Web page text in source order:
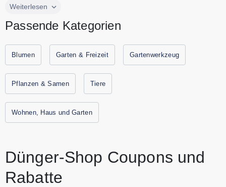
Bei Dünger Shop finden Sie alles, um Ihre Blumen zum
Bearbeitung des Rasens steht Ihnen bei uns zur Verfügung.
Dünger und Pflanzenschutzmittel bietet Dünger-Shop Ihnen.
Alle aktuellen Gutscheine und Rabatte von Dünger-Shop
finden Sie immer hier auf Gutscheine.codes
Weiterlesen
Passende Kategorien
Blumen Garten & Freizeit Gartenwerkzeug
Pflanzen & Samen Tiere
Wohnen, Haus und Garten
Dünger-Shop Coupons und
Rabatte